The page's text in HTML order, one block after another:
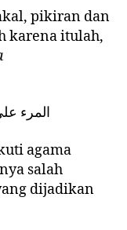
pikiran dan
karena itulah,
المرء
agama
salah
dijadikan